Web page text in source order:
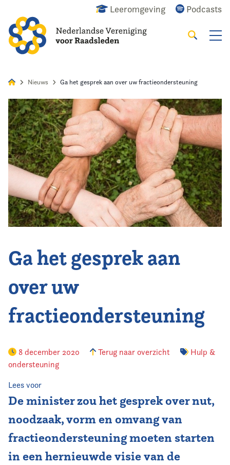
Leeromgeving Podcasts
Zoeken
Home
Agenda
Nieuws
Opleiding
Kennis & Informatie
Vereniging
Nieuws Ga het gesprek aan over uw fractieondersteuning
Ga het gesprek aan
over uw
fractieondersteuning
8 december 2020 Terug naar overzicht
Hulp &
ondersteuning
Lees voor
De minister zou het gesprek over nut,
noodzaak, vorm en omvang van
fractieondersteuning moeten starten
in een hernieuwde visie van de